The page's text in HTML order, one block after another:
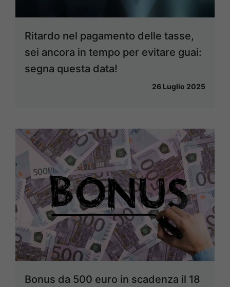
Ritardo nel pagamento delle tasse,
sei ancora in tempo per evitare guai:
segna questa data!
26 Luglio 2025
Bonus da 500 euro in scadenza il 18